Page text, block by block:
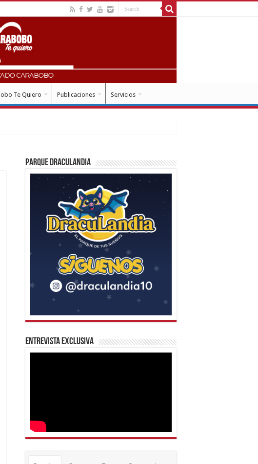
Te Quiero Publicaciones Servicios
Parque Draculandia
Entrevista Exclusiva